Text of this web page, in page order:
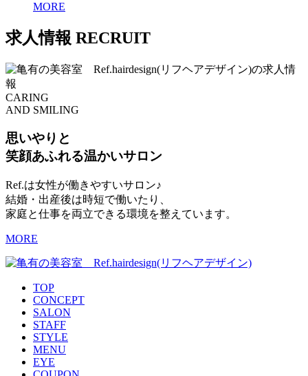
MORE
求人情報 RECRUIT
CARING
AND SMILING
思いやりと
笑顔あふれる温かいサロン
Ref.は女性が働きやすいサロン♪
結婚・出産後は時短で働いたり、
家庭と仕事を両立できる環境を整えています。
MORE
TOP
CONCEPT
SALON
STAFF
STYLE
MENU
EYE